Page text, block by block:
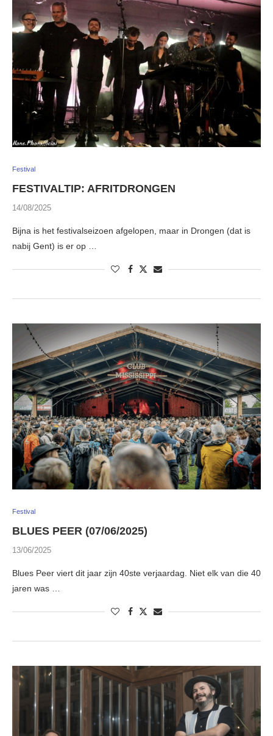
Festival
FESTIVALTIP: AFRITDRONGEN
14/08/2025
Bijna is het festivalseizoen afgelopen, maar in Drongen (dat is
nabij Gent) is er op …
Festival
BLUES PEER (07/06/2025)
13/06/2025
Blues Peer viert dit jaar zijn 40ste verjaardag. Niet elk van die 40
jaren was …